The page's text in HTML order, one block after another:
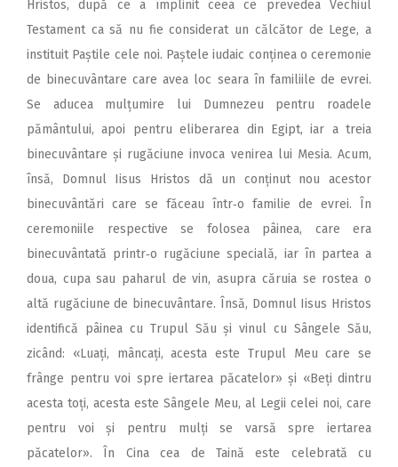
Hristos, după ce a împlinit ceea ce prevedea Vechiul
Testament ca să nu fie considerat un călcător de Lege, a
instituit Paștile cele noi. Paștele iudaic conținea o ceremonie
de binecuvântare care avea loc seara în familiile de evrei.
Se aducea mulțumire lui Dumnezeu pentru roadele
pământului, apoi pentru eliberarea din Egipt, iar a treia
binecuvântare și rugăciune invoca venirea lui Mesia. Acum,
însă, Domnul Iisus Hristos dă un conținut nou acestor
binecuvântări care se făceau într‑o familie de evrei. În
ceremoniile respective se folosea pâinea, care era
binecuvântată printr‑o rugăciune specială, iar în partea a
doua, cupa sau paharul de vin, asupra căruia se rostea o
altă rugăciune de binecuvântare. Însă, Domnul Iisus Hristos
identifică pâinea cu Trupul Său și vinul cu Sângele Său,
zicând: «Luați, mâncați, acesta este Trupul Meu care se
frânge pentru voi spre iertarea păcatelor» și «Beți dintru
acesta toți, acesta este Sângele Meu, al Legii celei noi, care
pentru voi și pentru mulți se varsă spre iertarea
păcatelor». În Cina cea de Taină este celebrată cu